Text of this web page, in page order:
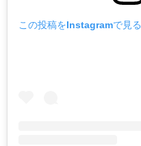
この投稿をInstagramで見る